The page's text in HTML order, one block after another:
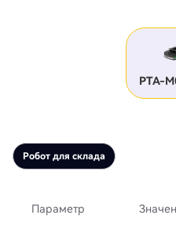
РТА-
Робот для склада
Параметр